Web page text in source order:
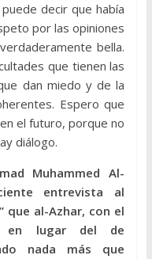
decir que había
por las opiniones
bella.
que tienen las
dan miedo y de la
Espero que
el futuro, porque no
diálogo.
Muhammed Al-
entrevista al
que al-Azhar, con el
en lugar del de
nada más que